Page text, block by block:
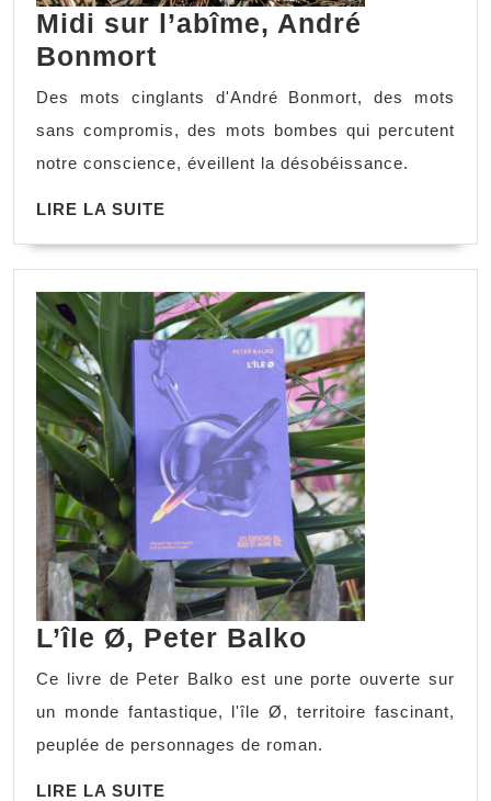
Midi sur l’abîme, André
Bonmort
Des mots cinglants d'André Bonmort, des mots
sans compromis, des mots bombes qui percutent
notre conscience, éveillent la désobéissance.
LIRE LA SUITE
L’île Ø, Peter Balko
Ce livre de Peter Balko est une porte ouverte sur
un monde fantastique, l'île Ø, territoire fascinant,
peuplée de personnages de roman.
LIRE LA SUITE